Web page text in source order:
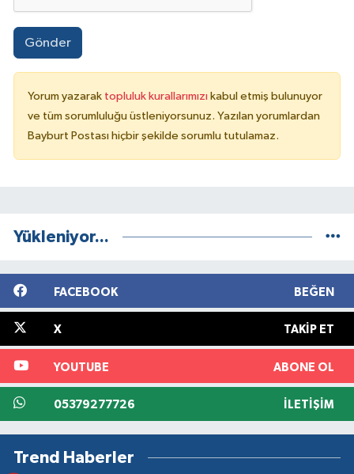
Gönder
Yorum yazarak topluluk kurallarımızı kabul etmiş bulunuyor
ve tüm sorumluluğu üstleniyorsunuz. Yazılan yorumlardan
Bayburt Postası hiçbir şekilde sorumlu tutulamaz.
Yükleniyor...
FACEBOOK BEĞEN
X TAKIP ET
YOUTUBE ABONE OL
05379277726 İLETIŞIM
Trend Haberler